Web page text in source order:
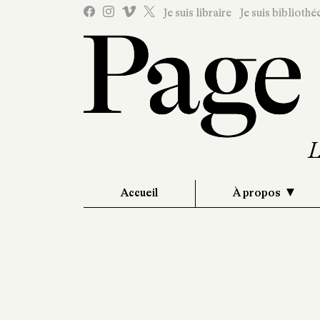
Je suis libraire Je suis
Accueil À propos